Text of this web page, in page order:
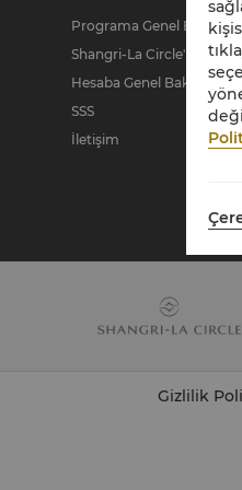
Programa Genel Bakış
Shangri-La Circle'a katılın
Hesaba Genel Bakış
SSS
İletişim
Gizlilik